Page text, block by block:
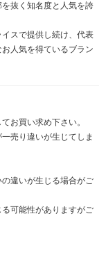
抜く知名度と人気を誇
スで提供し続け、代表
人気を得ているブラン
お買い求め下さい。
売り違いが生じてしま
違いが生じる場合がご
可能性がありますがご